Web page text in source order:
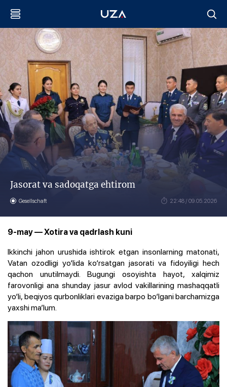
Jasorat va sadoqatga ehtirom
Gesellschaft 22:48 / 09.05.2026
9-may — Xotira va qadrlash kuni
Ikkinchi jahon urushida ishtirok etgan insonlarning matonati,
Vatan ozodligi yo‘lida ko‘rsatgan jasorati va fidoyiligi hech
qachon unutilmaydi. Bugungi osoyishta hayot, xalqimiz
farovonligi ana shunday jasur avlod vakillarining mashaqqatli
yo‘li, beqiyos qurbonliklari evaziga barpo bo‘lgani barchamizga
yaxshi ma’lum.